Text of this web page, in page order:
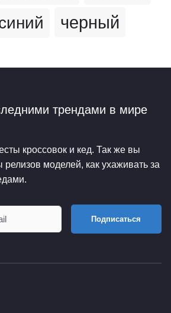
черный
трендами в мире
кроссовок и кед. Так же вы
релизов моделей, как ухаживать за
Подписаться